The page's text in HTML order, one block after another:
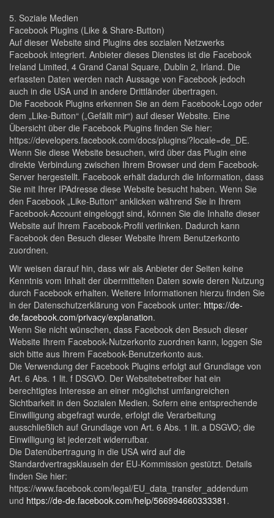
5. Soziale Medien
Facebook Plugins (Like & Share-Button)
Auf dieser Website sind Plugins des sozialen Netzwerks
Facebook integriert. Anbieter dieses Dienstes ist die Facebook
Ireland Limited, 4 Grand Canal Square, Dublin 2, Irland. Die
erfassten Daten werden nach Aussage von Facebook jedoch
auch in die USA und in andere Drittländer übertragen.
Die Facebook Plugins erkennen Sie an dem Facebook-Logo oder
dem „Like-Button“ („Gefällt mir“) auf dieser Website. Eine
Übersicht über die Facebook Plugins finden Sie hier:
https://developers.facebook.com/docs/plugins/?locale=de_DE.
Wenn Sie diese Website besuchen, wird über das Plugin eine
direkte Verbindung zwischen Ihrem Browser und dem Facebook-
Server hergestellt. Facebook erhält dadurch die Information, dass
Sie mit Ihrer IPAdresse diese Website besucht haben. Wenn Sie
den Facebook „Like-Button“ anklicken während Sie in Ihrem
Facebook-Account eingeloggt sind, können Sie die Inhalte dieser
Website auf Ihrem Facebook-Profil verlinken. Dadurch kann
Facebook den Besuch dieser Website Ihrem Benutzerkonto
zuordnen.
Wir weisen darauf hin, dass wir als Anbieter der Seiten keine
Kenntnis vom Inhalt der übermittelten Daten sowie deren Nutzung
durch Facebook erhalten. Weitere Informationen hierzu finden Sie
in der Datenschutzerklärung von Facebook unter: https://de-
de.facebook.com/privacy/explanation.
Wenn Sie nicht wünschen, dass Facebook den Besuch dieser
Website Ihrem Facebook-Nutzerkonto zuordnen kann, loggen Sie
sich bitte aus Ihrem Facebook-Benutzerkonto aus.
Die Verwendung der Facebook Plugins erfolgt auf Grundlage von
Art. 6 Abs. 1 lit. f DSGVO. Der Websitebetreiber hat ein
berechtigtes Interesse an einer möglichst umfangreichen
Sichtbarkeit in den Sozialen Medien. Sofern eine entsprechende
Einwilligung abgefragt wurde, erfolgt die Verarbeitung
ausschließlich auf Grundlage von Art. 6 Abs. 1 lit. a DSGVO; die
Einwilligung ist jederzeit widerrufbar.
Die Datenübertragung in die USA wird auf die
Standardvertragsklauseln der EU-Kommission gestützt. Details
finden Sie hier:
https://www.facebook.com/legal/EU_data_transfer_addendum
und https://de-de.facebook.com/help/566994660333381 .